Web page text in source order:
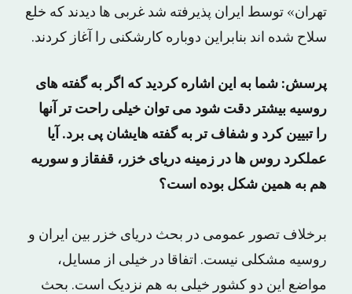
تهران» توسط ایران پذیرفته شد غربی ها دیدند که خلع
سلاح شده اند بنابراین دوباره کارشکنی را آغاز کردند.
پرسش: شما به این اشاره کردید که اگر به گفته های
روسیه بیشتر دقت شود می توان خیلی راحت تر آنها
را تبیین کرد و شفاف تر به گفته هایشان پی برد. آیا
عملکرد روس ها در زمینه دریای خزر، قفقاز و سوریه
هم به همین شکل بوده است؟
برخلاف تصور عمومی در بحث دریای خزر بین ایران و
روسیه مشکلی نیست. اتفاقا در خیلی از مسایل،
مواضع این دو کشور خیلی به هم نزدیک است. بحث